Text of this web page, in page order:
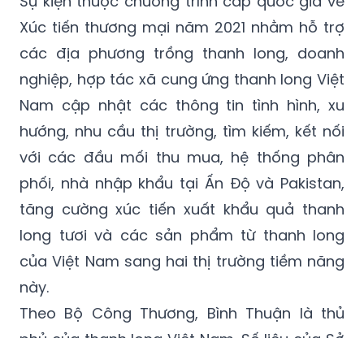
các địa phương trồng thanh long, doanh
nghiệp, hợp tác xã cung ứng thanh long Việt
Nam cập nhật các thông tin tình hình, xu
hướng, nhu cầu thị trường, tìm kiếm, kết nối
với các đầu mối thu mua, hệ thống phân
phối, nhà nhập khẩu tại Ấn Độ và Pakistan,
tăng cường xúc tiến xuất khẩu quả thanh
long tươi và các sản phẩm từ thanh long
của Việt Nam sang hai thị trường tiềm năng
này.
Theo Bộ Công Thương, Bình Thuận là thủ
phủ của thanh long Việt Nam. Số liệu của Sở
Nông nghiệp và Phát triển nông thôn tỉnh